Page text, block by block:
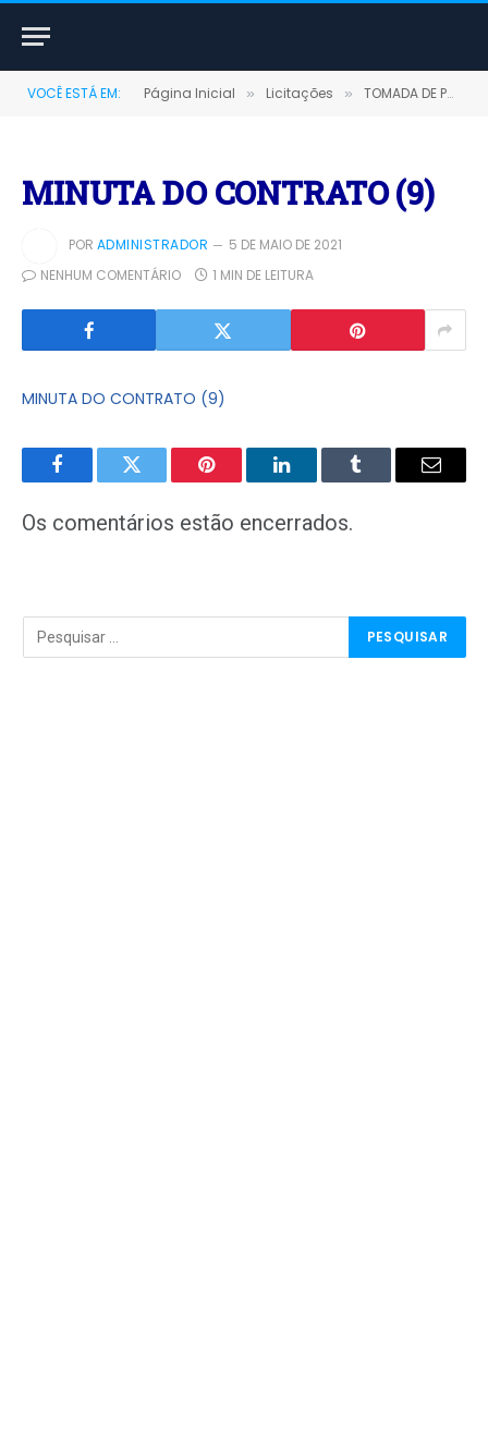
VOCÊ ESTÁ EM: Página Inicial » Licitações » TOMADA DE PREÇOS Nº 00007/2020 (CONTRATAÇÃO DE EMPRESA PARA EXECUÇÃO EM CARÁTER CONTÍNUO DOS SERVIÇOS PÚBLICOS ESSENCIAIS DE VARIAÇÃO MANUAL E LIMPEZA URBANA EM VIAS PÚBLICAS PAVIMENTADAS NO MUNICÍPIO DE TERRA SANTA COM CARGA E DESCARGA)
MINUTA DO CONTRATO (9)
POR ADMINISTRADOR
5 DE MAIO DE 2021
NENHUM COMENTÁRIO
1 MIN DE LEITURA
MINUTA DO CONTRATO (9)
FacebookTwitter Pinterest LinkedInTumblr
E-
Os comentários estão encerrados.